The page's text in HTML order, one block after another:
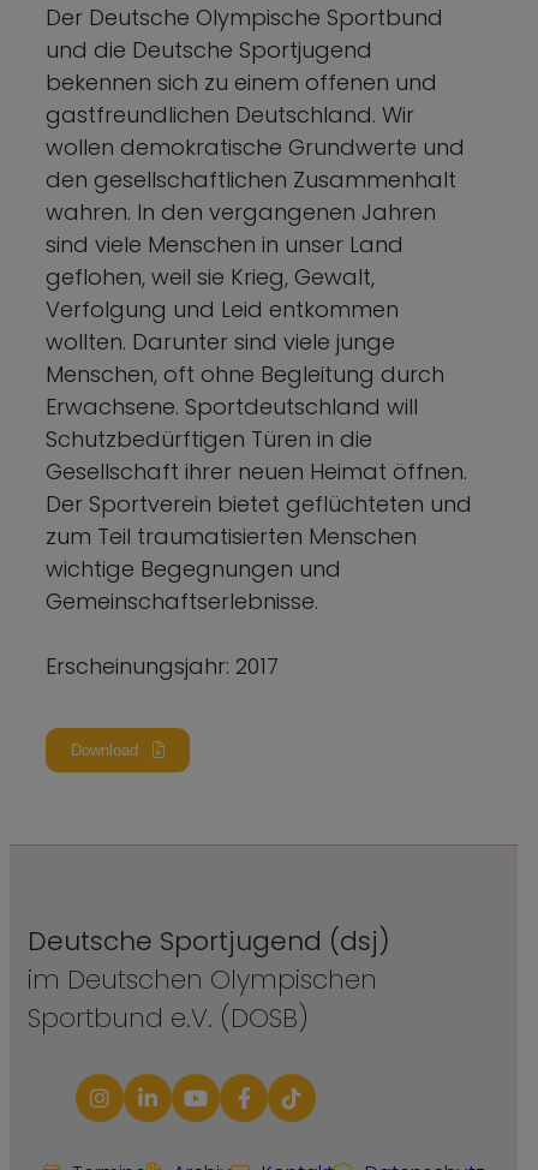
Der Deutsche Olympische Sportbund
und die Deutsche Sportjugend
bekennen sich zu einem offenen und
gastfreundlichen Deutschland. Wir
wollen demokratische Grundwerte und
den gesellschaftlichen Zusammenhalt
wahren. In den vergangenen Jahren
sind viele Menschen in unser Land
geflohen, weil sie Krieg, Gewalt,
Verfolgung und Leid entkommen
wollten. Darunter sind viele junge
Menschen, oft ohne Begleitung durch
Erwachsene. Sportdeutschland will
Schutzbedürftigen Türen in die
Gesellschaft ihrer neuen Heimat öffnen.
Der Sportverein bietet geflüchteten und
zum Teil traumatisierten Menschen
wichtige Begegnungen und
Gemeinschaftserlebnisse.
Erscheinungsjahr: 2017
Download
Deutsche Sportjugend (dsj)
im Deutschen Olympischen
Sportbund e.V. (DOSB)